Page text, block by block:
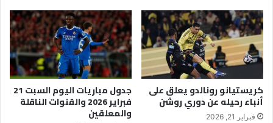
كريستيانو رونالدو يعلق على
أنباء رحيله عن دوري روشن
فبراير 21, 2026
جدول مباريات اليوم السبت 21
فبراير 2026 والقنوات الناقلة
والمعلقين